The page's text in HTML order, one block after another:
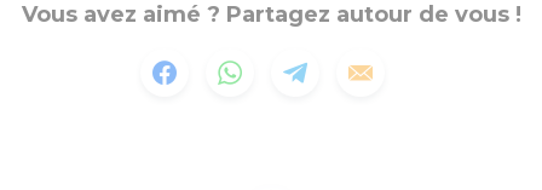
Vous avez aimé ? Partagez autour de vous !